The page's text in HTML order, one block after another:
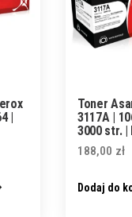
|
Toner
3117A |
3000 str. |
188,00 zł
Dodaj do